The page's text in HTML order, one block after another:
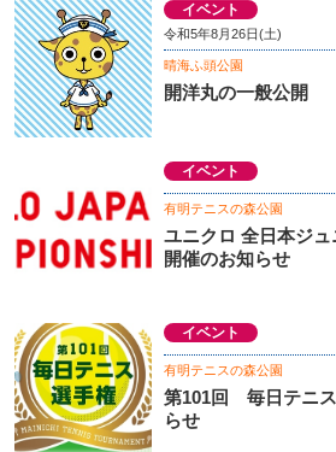
イベント
令和5年8月26日(土)
晴海ふ頭公園
開洋丸の一般公開
イベント
有明テニスの森公園
ユニクロ 全日本ジ
開催のお知らせ
イベント
有明テニスの森公園
第101回 毎日テニ
らせ